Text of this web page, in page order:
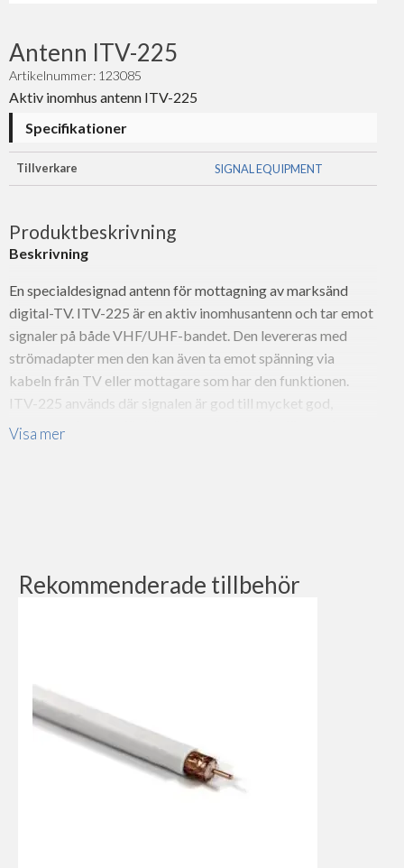
Antenn ITV-225
Artikelnummer: 123085
Aktiv inomhus antenn ITV-225
Specifikationer
Tillverkare SIGNAL EQUIPMENT
Produktbeskrivning
Beskrivning
En specialdesignad antenn för mottagning av marksänd
digital-TV. ITV-225 är en aktiv inomhusantenn och tar emot
signaler på både VHF/UHF-bandet. Den levereras med
strömadapter men den kan även ta emot spänning via
kabeln från TV eller mottagare som har den funktionen.
ITV-225 används där signalen är god till mycket god,
antennen placeras för bästa mottagning i ett fönster i den
Visa mer
Rekommenderade tillbehör